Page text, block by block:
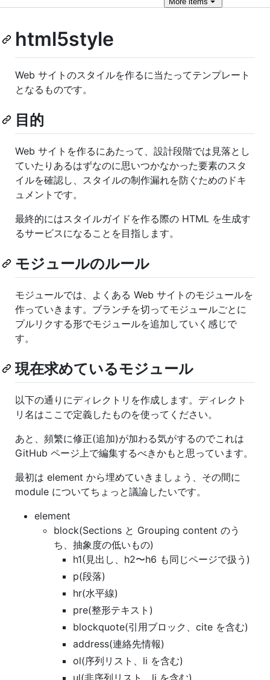
html5style
Web サイトのスタイルを作るに当たってテンプレート
となるものです。
目的
Web サイトを作るにあたって、設計段階では見落とし
ていたりあるはずなのに思いつかなかった要素のスタ
イルを確認し、スタイルの制作漏れを防ぐためのドキ
ュメントです。
最終的にはスタイルガイドを作る際の HTML を生成す
るサービスになることを目指します。
モジュールのルール
モジュールでは、よくある Web サイトのモジュールを
作っていきます。ブランチを切ってモジュールごとに
プルリクする形でモジュールを追加していく感じで
す。
現在求めているモジュール
以下の通りにディレクトリを作成します。ディレクト
リ名はここで定義したものを使ってください。
あと、頻繁に修正(追加)が加わる気がするのでこれは
GitHub ページ上で編集するべきかもと思っています。
最初は element から埋めていきましょう、その間に
module についてちょっと議論したいです。
element
block(Sections と Grouping content のう
ち、抽象度の低いもの)
h1(見出し、h2〜h6 も同じページで扱う)
p(段落)
hr(水平線)
pre(整形テキスト)
blockquote(引用ブロック、cite を含む)
address(連絡先情報)
ol(序列リスト、li を含む)